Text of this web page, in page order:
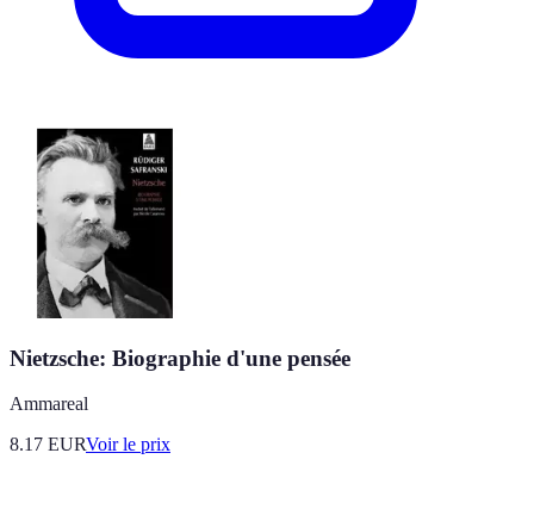
Nietzsche: Biographie d'une pensée
Ammareal
8.17 EURVoir le prix